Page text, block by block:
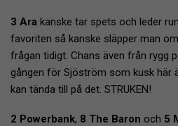
3 Ara kanske tar spets och leder
favoriten så kanske släpper man
frågan tidigt. Chans även från rygg
gången för Sjöström som kusk här
kan tända till på det. STRUKEN!
2 Powerbank, 8 The Baron och 5